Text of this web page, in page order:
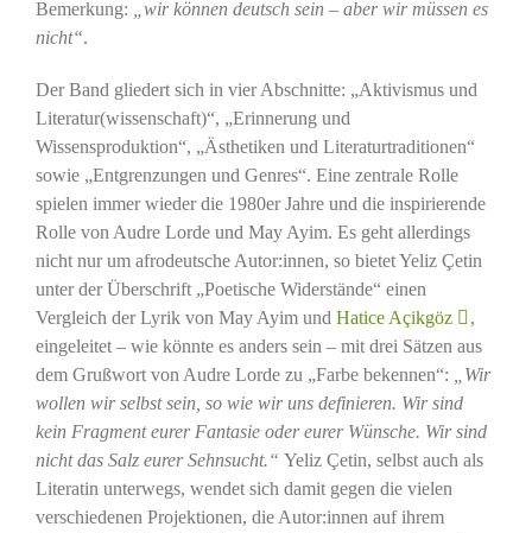
Bemerkung:
„wir können deutsch sein – aber wir müssen es
nicht“.
Der Band gliedert sich in vier Abschnitte: „Aktivismus und
Literatur(wissenschaft)“, „Erinnerung und
Wissensproduktion“, „Ästhetiken und Literaturtraditionen“
sowie „Entgrenzungen und Genres“. Eine zentrale Rolle
spielen immer wieder die 1980er Jahre und die inspirierende
Rolle von Audre Lorde und May Ayim. Es geht allerdings
nicht nur um afrodeutsche Autor:innen, so bietet Yeliz Çetin
unter der Überschrift „Poetische Widerstände“ einen
Vergleich der Lyrik von May Ayim und Hatice Açikgöz
,
eingeleitet – wie könnte es anders sein – mit drei Sätzen aus
dem Grußwort von Audre Lorde zu „Farbe bekennen“:
„Wir
wollen wir selbst sein, so wie wir uns definieren. Wir sind
kein Fragment eurer Fantasie oder eurer Wünsche. Wir sind
nicht das Salz eurer Sehnsucht.“ Yeliz Çetin, selbst auch als
Literatin unterwegs, wendet sich damit gegen die vielen
verschiedenen Projektionen, die Autor:innen auf ihrem